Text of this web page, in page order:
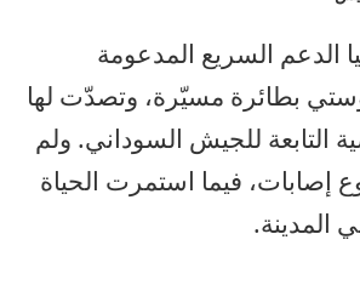
الدعم السريع المدعومة
كوستي بطائرة مسيّرة، وتصدّت لها
التابعة للجيش السوداني. ولم
إصابات، فيما استمرت الحياة
المدينة.